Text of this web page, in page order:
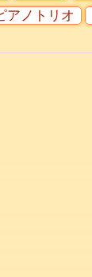
アノトリオ